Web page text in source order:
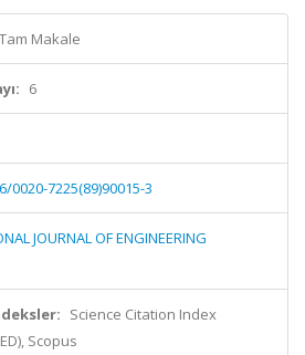
Makale
6
0020-7225(89)90015-3
JOURNAL OF ENGINEERING
Science Citation Index
Scopus